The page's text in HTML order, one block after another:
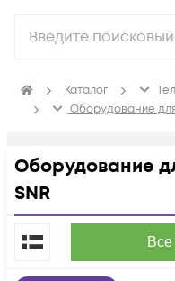
Каталог
Оборудование
Оборудование
SNR
По